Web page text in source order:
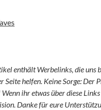
enthält Werbelinks, die uns
Seite helfen. Keine Sorge: Der
ihr etwas über diese
Danke für eure